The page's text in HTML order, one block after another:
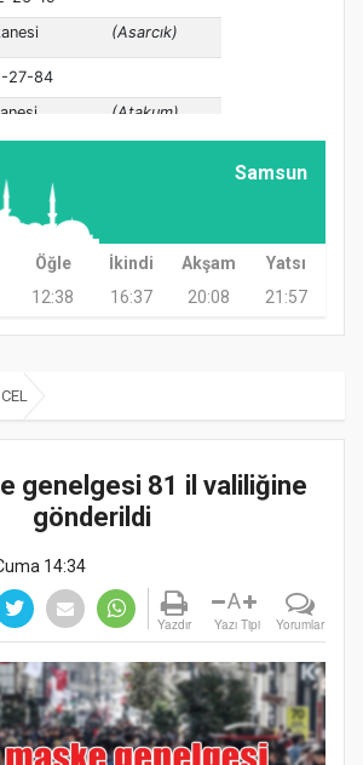
Samsun
Öğle İkindi Akşam
Yatsı
12:38 16:37 20:08 21:57
genelgesi 81 il valiliğine
gönderildi
14:34
Yazdır
A
Yazı Tipi Yorumlar